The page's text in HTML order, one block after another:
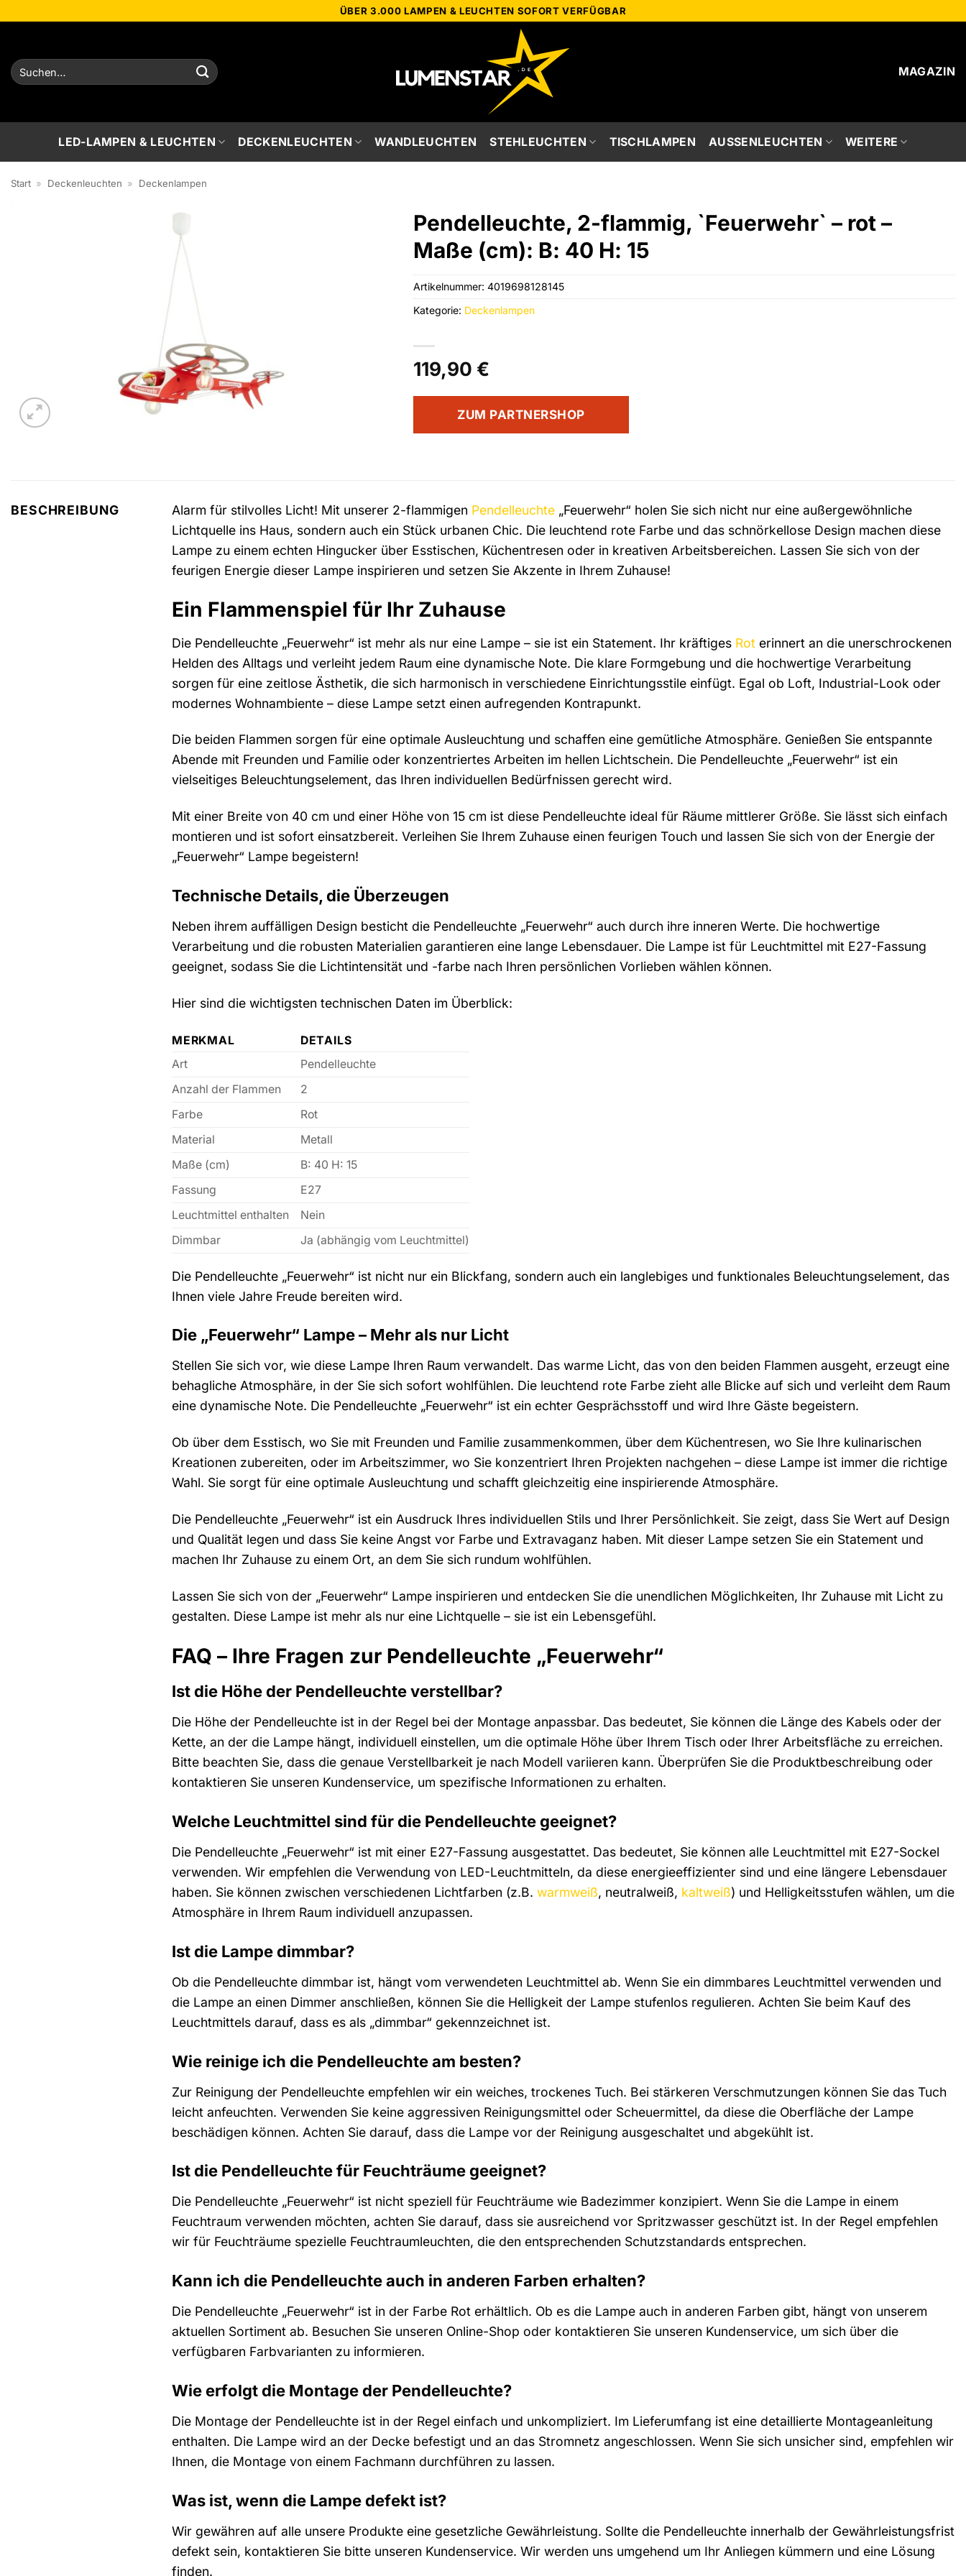
ÜBER 3.000 LAMPEN & LEUCHTEN SOFORT VERFÜGBAR
Suchen
nach:
MAGAZIN
LED-LAMPEN & LEUCHTEN DECKENLEUCHTEN WANDLEUCHTEN STEHLEUCHTEN TISCHLAMPEN AUSSENLEUCHTEN WEITERE
Start » Deckenleuchten » Deckenlampen
Pendelleuchte, 2-flammig, `Feuerwehr` – rot –
Maße (cm): B: 40 H: 15
119,90 €
ZUM PARTNERSHOP
Artikelnummer: 4019698128145
Kategorie: Deckenlampen
BESCHREIBUNG Alarm für stilvolles Licht! Mit unserer 2-flammigen Pendelleuchte „Feuerwehr“ holen Sie sich nicht nur eine außergewöhnliche
Lichtquelle ins Haus, sondern auch ein Stück urbanen Chic. Die leuchtend rote Farbe und das schnörkellose Design machen diese
Lampe zu einem echten Hingucker über Esstischen, Küchentresen oder in kreativen Arbeitsbereichen. Lassen Sie sich von der
feurigen Energie dieser Lampe inspirieren und setzen Sie Akzente in Ihrem Zuhause!
Ein Flammenspiel für Ihr Zuhause
Die Pendelleuchte „Feuerwehr“ ist mehr als nur eine Lampe – sie ist ein Statement. Ihr kräftiges Rot erinnert an die unerschrockenen
Helden des Alltags und verleiht jedem Raum eine dynamische Note. Die klare Formgebung und die hochwertige Verarbeitung
sorgen für eine zeitlose Ästhetik, die sich harmonisch in verschiedene Einrichtungsstile einfügt. Egal ob Loft, Industrial-Look oder
modernes Wohnambiente – diese Lampe setzt einen aufregenden Kontrapunkt.
Die beiden Flammen sorgen für eine optimale Ausleuchtung und schaffen eine gemütliche Atmosphäre. Genießen Sie entspannte
Abende mit Freunden und Familie oder konzentriertes Arbeiten im hellen Lichtschein. Die Pendelleuchte „Feuerwehr“ ist ein
vielseitiges Beleuchtungselement, das Ihren individuellen Bedürfnissen gerecht wird.
Mit einer Breite von 40 cm und einer Höhe von 15 cm ist diese Pendelleuchte ideal für Räume mittlerer Größe. Sie lässt sich einfach
montieren und ist sofort einsatzbereit. Verleihen Sie Ihrem Zuhause einen feurigen Touch und lassen Sie sich von der Energie der
„Feuerwehr“ Lampe begeistern!
Technische Details, die Überzeugen
Neben ihrem auffälligen Design besticht die Pendelleuchte „Feuerwehr“ auch durch ihre inneren Werte. Die hochwertige
Verarbeitung und die robusten Materialien garantieren eine lange Lebensdauer. Die Lampe ist für Leuchtmittel mit E27-Fassung
geeignet, sodass Sie die Lichtintensität und -farbe nach Ihren persönlichen Vorlieben wählen können.
Hier sind die wichtigsten technischen Daten im Überblick:
MERKMAL
DETAILS
Art
Pendelleuchte
Anzahl der Flammen
2
Farbe
Rot
Material
Metall
Maße (cm)
B: 40 H: 15
Fassung
E27
Leuchtmittel enthalten
Nein
Dimmbar
Ja (abhängig vom Leuchtmittel)
Die Pendelleuchte „Feuerwehr“ ist nicht nur ein Blickfang, sondern auch ein langlebiges und funktionales Beleuchtungselement, das
Ihnen viele Jahre Freude bereiten wird.
Die „Feuerwehr“ Lampe – Mehr als nur Licht
Stellen Sie sich vor, wie diese Lampe Ihren Raum verwandelt. Das warme Licht, das von den beiden Flammen ausgeht, erzeugt eine
behagliche Atmosphäre, in der Sie sich sofort wohlfühlen. Die leuchtend rote Farbe zieht alle Blicke auf sich und verleiht dem Raum
eine dynamische Note. Die Pendelleuchte „Feuerwehr“ ist ein echter Gesprächsstoff und wird Ihre Gäste begeistern.
Ob über dem Esstisch, wo Sie mit Freunden und Familie zusammenkommen, über dem Küchentresen, wo Sie Ihre kulinarischen
Kreationen zubereiten, oder im Arbeitszimmer, wo Sie konzentriert Ihren Projekten nachgehen – diese Lampe ist immer die richtige
Wahl. Sie sorgt für eine optimale Ausleuchtung und schafft gleichzeitig eine inspirierende Atmosphäre.
Die Pendelleuchte „Feuerwehr“ ist ein Ausdruck Ihres individuellen Stils und Ihrer Persönlichkeit. Sie zeigt, dass Sie Wert auf Design
und Qualität legen und dass Sie keine Angst vor Farbe und Extravaganz haben. Mit dieser Lampe setzen Sie ein Statement und
machen Ihr Zuhause zu einem Ort, an dem Sie sich rundum wohlfühlen.
Lassen Sie sich von der „Feuerwehr“ Lampe inspirieren und entdecken Sie die unendlichen Möglichkeiten, Ihr Zuhause mit Licht zu
gestalten. Diese Lampe ist mehr als nur eine Lichtquelle – sie ist ein Lebensgefühl.
FAQ – Ihre Fragen zur Pendelleuchte „Feuerwehr“
Ist die Höhe der Pendelleuchte verstellbar?
Die Höhe der Pendelleuchte ist in der Regel bei der Montage anpassbar. Das bedeutet, Sie können die Länge des Kabels oder der
Kette, an der die Lampe hängt, individuell einstellen, um die optimale Höhe über Ihrem Tisch oder Ihrer Arbeitsfläche zu erreichen.
Bitte beachten Sie, dass die genaue Verstellbarkeit je nach Modell variieren kann. Überprüfen Sie die Produktbeschreibung oder
kontaktieren Sie unseren Kundenservice, um spezifische Informationen zu erhalten.
Welche Leuchtmittel sind für die Pendelleuchte geeignet?
Die Pendelleuchte „Feuerwehr“ ist mit einer E27-Fassung ausgestattet. Das bedeutet, Sie können alle Leuchtmittel mit E27-Sockel
verwenden. Wir empfehlen die Verwendung von LED-Leuchtmitteln, da diese energieeffizienter sind und eine längere Lebensdauer
haben. Sie können zwischen verschiedenen Lichtfarben (z.B. warmweiß, neutralweiß, kaltweiß) und Helligkeitsstufen wählen, um die
Atmosphäre in Ihrem Raum individuell anzupassen.
Ist die Lampe dimmbar?
Ob die Pendelleuchte dimmbar ist, hängt vom verwendeten Leuchtmittel ab. Wenn Sie ein dimmbares Leuchtmittel verwenden und
die Lampe an einen Dimmer anschließen, können Sie die Helligkeit der Lampe stufenlos regulieren. Achten Sie beim Kauf des
Leuchtmittels darauf, dass es als „dimmbar“ gekennzeichnet ist.
Wie reinige ich die Pendelleuchte am besten?
Zur Reinigung der Pendelleuchte empfehlen wir ein weiches, trockenes Tuch. Bei stärkeren Verschmutzungen können Sie das Tuch
leicht anfeuchten. Verwenden Sie keine aggressiven Reinigungsmittel oder Scheuermittel, da diese die Oberfläche der Lampe
beschädigen können. Achten Sie darauf, dass die Lampe vor der Reinigung ausgeschaltet und abgekühlt ist.
Ist die Pendelleuchte für Feuchträume geeignet?
Die Pendelleuchte „Feuerwehr“ ist nicht speziell für Feuchträume wie Badezimmer konzipiert. Wenn Sie die Lampe in einem
Feuchtraum verwenden möchten, achten Sie darauf, dass sie ausreichend vor Spritzwasser geschützt ist. In der Regel empfehlen
wir für Feuchträume spezielle Feuchtraumleuchten, die den entsprechenden Schutzstandards entsprechen.
Kann ich die Pendelleuchte auch in anderen Farben erhalten?
Die Pendelleuchte „Feuerwehr“ ist in der Farbe Rot erhältlich. Ob es die Lampe auch in anderen Farben gibt, hängt von unserem
aktuellen Sortiment ab. Besuchen Sie unseren Online-Shop oder kontaktieren Sie unseren Kundenservice, um sich über die
verfügbaren Farbvarianten zu informieren.
Wie erfolgt die Montage der Pendelleuchte?
Die Montage der Pendelleuchte ist in der Regel einfach und unkompliziert. Im Lieferumfang ist eine detaillierte Montageanleitung
enthalten. Die Lampe wird an der Decke befestigt und an das Stromnetz angeschlossen. Wenn Sie sich unsicher sind, empfehlen wir
Ihnen, die Montage von einem Fachmann durchführen zu lassen.
Was ist, wenn die Lampe defekt ist?
Wir gewähren auf alle unsere Produkte eine gesetzliche Gewährleistung. Sollte die Pendelleuchte innerhalb der Gewährleistungsfrist
defekt sein, kontaktieren Sie bitte unseren Kundenservice. Wir werden uns umgehend um Ihr Anliegen kümmern und eine Lösung
finden.